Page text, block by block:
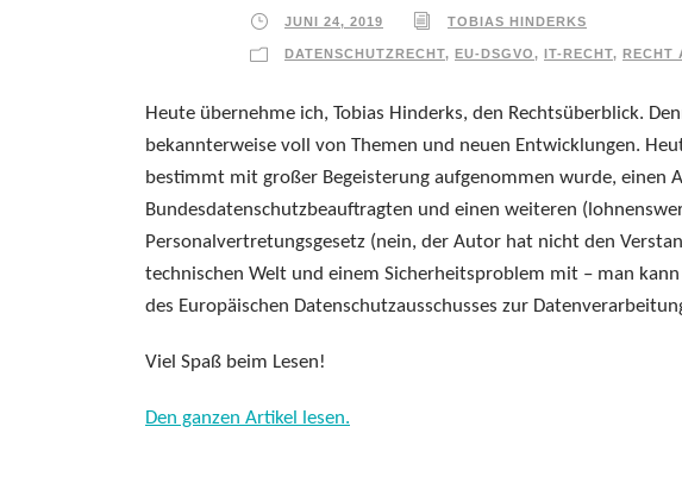
JUNI 24, 2019 TOBIAS HINDERKS
DATENSCHUTZRECHT, EU-DSGVO, IT-RECHT, RECHT
Heute übernehme ich, Tobias Hinderks, den Rechtsüberblick.
bekannterweise voll von Themen und neuen Entwicklungen.
bestimmt mit großer Begeisterung aufgenommen wurde, einen
Bundesdatenschutzbeauftragten und einen weiteren
Personalvertretungsgesetz (nein, der Autor hat nicht den
technischen Welt und einem Sicherheitsproblem mit – man
des Europäischen Datenschutzausschusses zur
Viel Spaß beim Lesen!
Den ganzen Artikel lesen.